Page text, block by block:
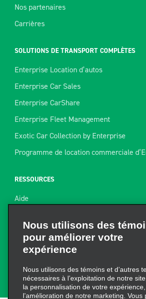
Nos partenaires
Carrières
SOLUTIONS DE TRANSPORT COMPLÈTES
Enterprise Location d’autos
Enterprise Car Sales
Enterprise CarShare
Enterprise Fleet Management
Exotic Car Collection by Enterprise
Programme de location commerciale
RESSOURCES
Aide
Guide de remorquage
Ressources pour la location
Trouver un reçu
pour améliorer votre
expérience
nécessaires à l’exploitation de notre
la personnalisation de votre
l’amélioration de notre marketing. Vous
temps mettre à jour vos préférences à